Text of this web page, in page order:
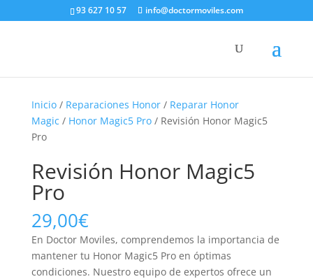
93 627 10 57 info@doctormoviles.com
Inicio/ Reparaciones Honor/ Reparar Honor
Magic / Honor Magic5 Pro/ Revisión Honor Magic5
Pro
Revisión Honor Magic5
Pro
29,00€
En Doctor Moviles, comprendemos la importancia de
mantener tu Honor Magic5 Pro en óptimas
condiciones. Nuestro equipo de expertos ofrece un